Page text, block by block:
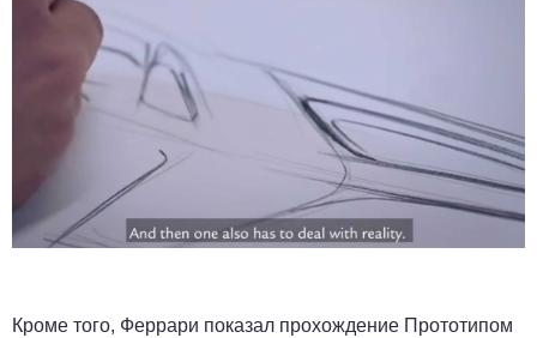
Кроме того, Феррари показал прохождение Прототипом